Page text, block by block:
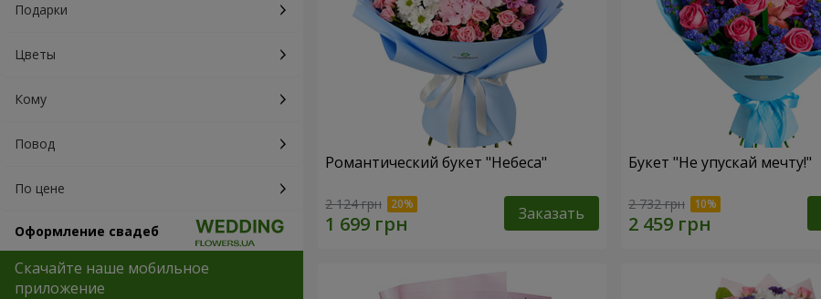
Подарки
Цветы
Кому
Повод
По цене
Оформление свадеб
Скачайте наше мобильное
приложение
Романтический букет "Небеса"
2 124 грн Заказать
Букет "Не упускай мечту!"
2 732 грн